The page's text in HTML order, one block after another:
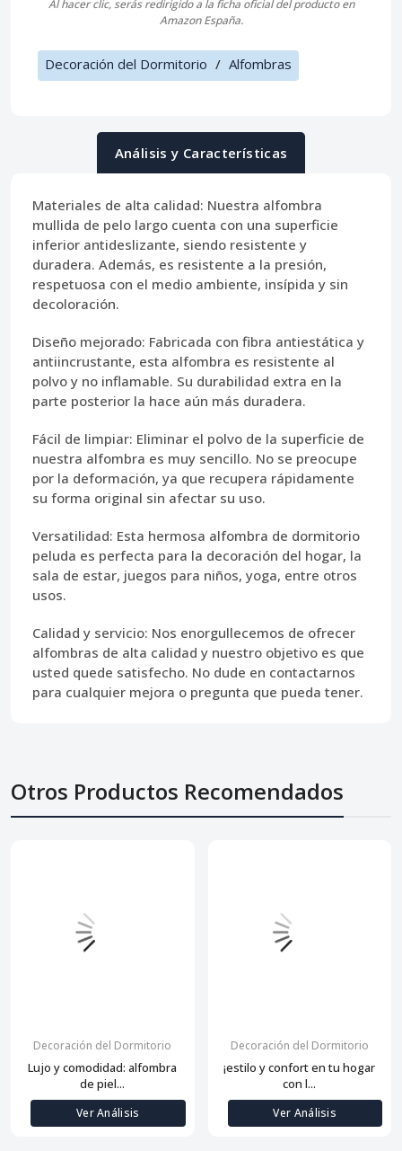
Al hacer clic, serás redirigido a la ficha oficial del producto en
Amazon España.
Decoración del Dormitorio / Alfombras
Análisis y Características
Materiales de alta calidad: Nuestra alfombra
mullida de pelo largo cuenta con una superficie
inferior antideslizante, siendo resistente y
duradera. Además, es resistente a la presión,
respetuosa con el medio ambiente, insípida y sin
decoloración.
Diseño mejorado: Fabricada con fibra antiestática y
antiincrustante, esta alfombra es resistente al
polvo y no inflamable. Su durabilidad extra en la
parte posterior la hace aún más duradera.
Fácil de limpiar: Eliminar el polvo de la superficie de
nuestra alfombra es muy sencillo. No se preocupe
por la deformación, ya que recupera rápidamente
su forma original sin afectar su uso.
Versatilidad: Esta hermosa alfombra de dormitorio
peluda es perfecta para la decoración del hogar, la
sala de estar, juegos para niños, yoga, entre otros
usos.
Calidad y servicio: Nos enorgullecemos de ofrecer
alfombras de alta calidad y nuestro objetivo es que
usted quede satisfecho. No dude en contactarnos
para cualquier mejora o pregunta que pueda tener.
Otros Productos Recomendados
Decoración del Dormitorio
Lujo y comodidad: alfombra
de piel...
Ver Análisis
Decoración del Dormitorio
¡estilo y confort en tu hogar
con l...
Ver Análisis